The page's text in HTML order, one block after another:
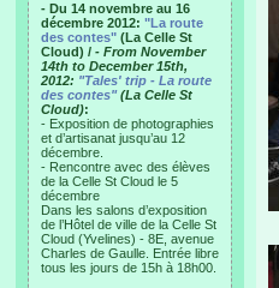
- Du 14 novembre au 16
décembre 2012: "La route
des contes" (La Celle St
Cloud) / - From November
14th to December 15th,
2012: "Tales' trip - La route
des contes"(La Celle St
Cloud):
- Exposition de photographies
et d’artisanat jusqu’au 12
décembre.
- Rencontre avec des élèves
de la Celle St Cloud le 5
décembre
Dans les salons d’exposition
de l’Hôtel de ville de la Celle St
Cloud (Yvelines) - 8E, avenue
Charles de Gaulle. Entrée libre
tous les jours de 15h à 18h00.